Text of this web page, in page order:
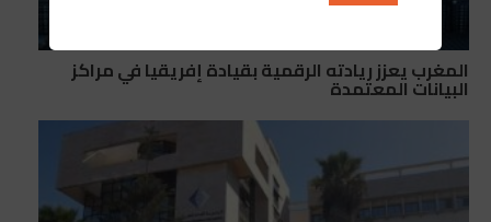
المغرب يعزز ريادته الرقمية بقيادة إفريقيا في مراكز
البيانات المعتمدة